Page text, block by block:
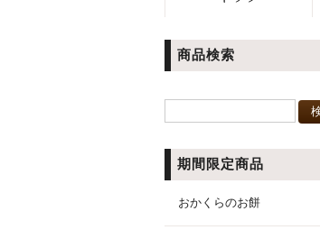
商品検索
期間限定商品
おかくらのお餅